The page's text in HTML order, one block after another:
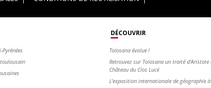
DÉCOUVRIR
Tolosana évolue !
Retrouvez sur Tolosana un traité d'Aristote
Château du Clos Lucé
L'exposition internationale de géographie